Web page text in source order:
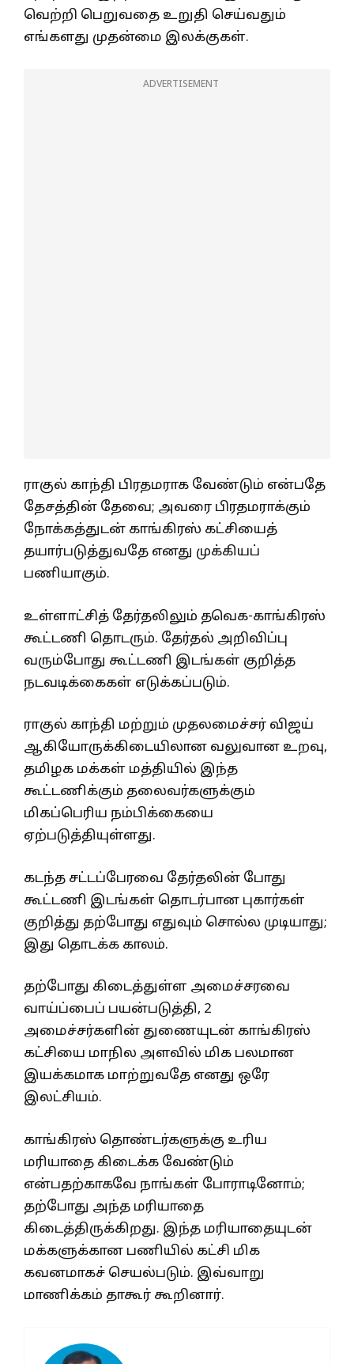
வெற்றி பெறுவதை உறுதி செய்வதும்
எங்களது முதன்மை இலக்குகள்.
ADVERTISEMENT
ராகுல் காந்தி பிரதமராக வேண்டும் என்பதே
தேசத்தின் தேவை; அவரை பிரதமராக்கும்
நோக்கத்துடன் காங்கிரஸ் கட்சியைத்
தயார்படுத்துவதே எனது முக்கியப்
பணியாகும்.
உள்ளாட்சித் தேர்தலிலும் தவெக-காங்கிரஸ்
கூட்டணி தொடரும். தேர்தல் அறிவிப்பு
வரும்போது கூட்டணி இடங்கள் குறித்த
நடவடிக்கைகள் எடுக்கப்படும்.
ராகுல் காந்தி மற்றும் முதலமைச்சர் விஜய்
ஆகியோருக்கிடையிலான வலுவான உறவு,
தமிழக மக்கள் மத்தியில் இந்த
கூட்டணிக்கும் தலைவர்களுக்கும்
மிகப்பெரிய நம்பிக்கையை
ஏற்படுத்தியுள்ளது.
கடந்த சட்டப்பேரவை தேர்தலின் போது
கூட்டணி இடங்கள் தொடர்பான புகார்கள்
குறித்து தற்போது எதுவும் சொல்ல முடியாது;
இது தொடக்க காலம்.
தற்போது கிடைத்துள்ள அமைச்சரவை
வாய்ப்பைப் பயன்படுத்தி, 2
அமைச்சர்களின் துணையுடன் காங்கிரஸ்
கட்சியை மாநில அளவில் மிக பலமான
இயக்கமாக மாற்றுவதே எனது ஒரே
இலட்சியம்.
காங்கிரஸ் தொண்டர்களுக்கு உரிய
மரியாதை கிடைக்க வேண்டும்
என்பதற்காகவே நாங்கள் போராடினோம்;
தற்போது அந்த மரியாதை
கிடைத்திருக்கிறது. இந்த மரியாதையுடன்
மக்களுக்கான பணியில் கட்சி மிக
கவனமாகச் செயல்படும். இவ்வாறு
மாணிக்கம் தாகூர் கூறினார்.